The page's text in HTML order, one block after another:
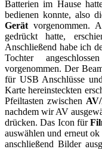
Batterien im Hause
bedienen konnte, also
Gerät vorgenommen.
gedrückt hatte,
Anschließend habe ich
Tochter
vorgenommen. Der
für USB Anschlüsse
Karte hereinsteckten
Pfeiltasten zwischen
nachdem wir AV
drücken. Das Icon für
auswählen und erneut
anschließend Bilder